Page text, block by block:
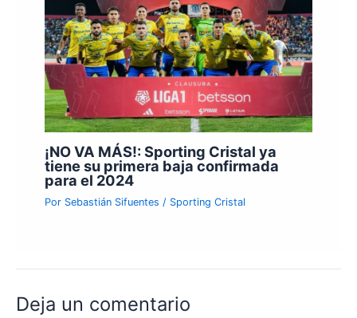
¡NO VA MÁS!: Sporting Cristal ya
tiene su primera baja confirmada
para el 2024
Por Sebastián Sifuentes / Sporting Cristal
Deja un comentario